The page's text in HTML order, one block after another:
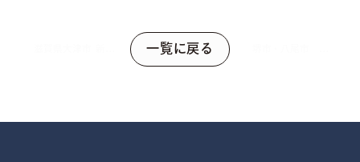
一覧に戻る